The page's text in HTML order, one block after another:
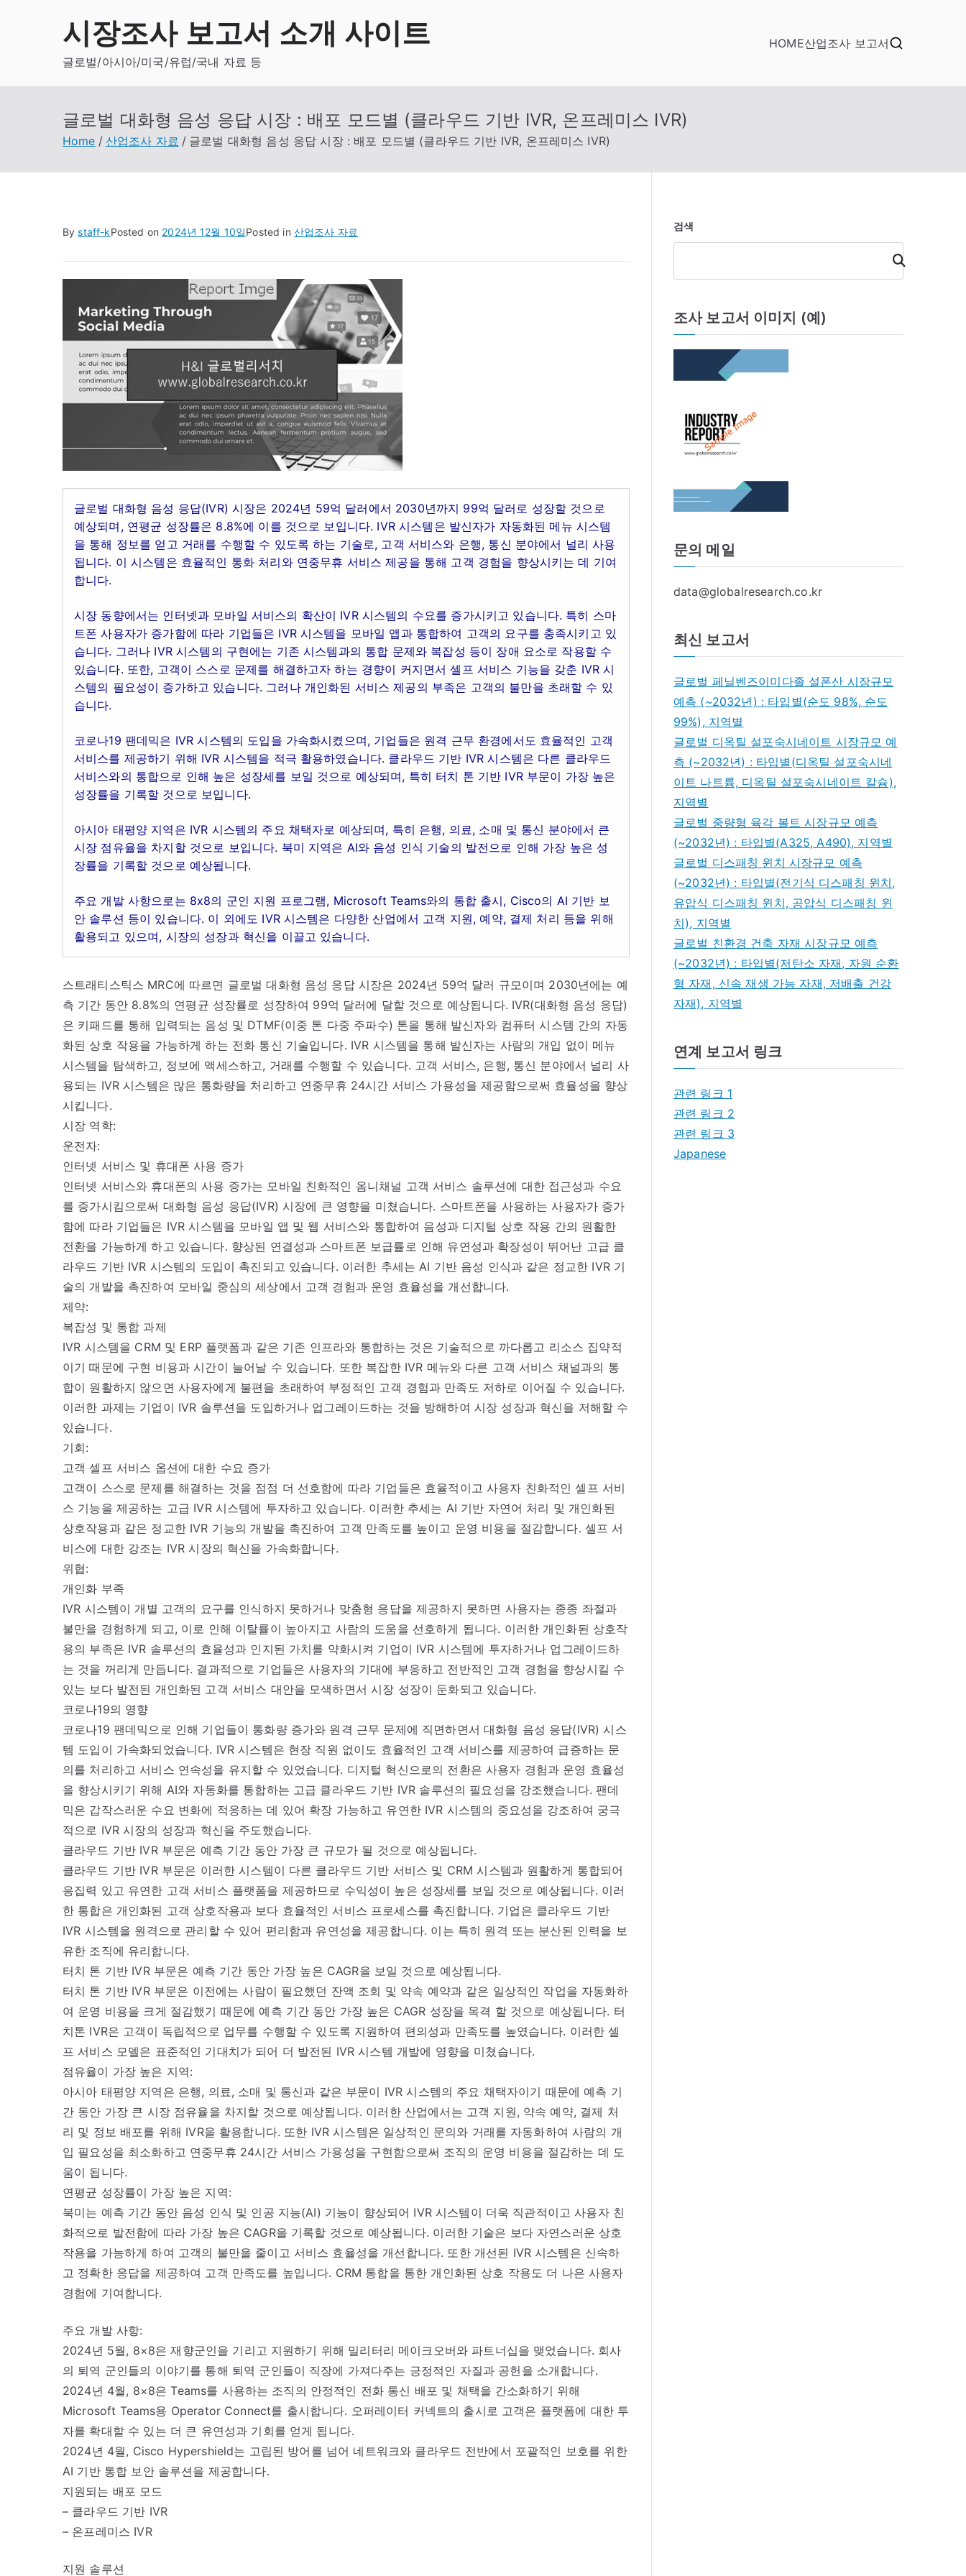
시장조사 보고서 소개 사이트
글로벌/아시아/미국/유럽/국내 자료 등
HOME산업조사 보고서
글로벌 대화형 음성 응답 시장 : 배포 모드별 (클라우드 기반 IVR, 온프레미스 IVR)
Home 산업조사 자료 글로벌 대화형 음성 응답 시장 : 배포 모드별 (클라우드 기반 IVR, 온프레미스 IVR)
Bystaff-kPosted on 2024년 12월 10일Posted in 산업조사 자료
글로벌 대화형 음성 응답(IVR) 시장은 2024년 59억 달러에서 2030년까지 99억 달러로 성장할 것으로
예상되며, 연평균 성장률은 8.8%에 이를 것으로 보입니다. IVR 시스템은 발신자가 자동화된 메뉴 시스템
을 통해 정보를 얻고 거래를 수행할 수 있도록 하는 기술로, 고객 서비스와 은행, 통신 분야에서 널리 사용
됩니다. 이 시스템은 효율적인 통화 처리와 연중무휴 서비스 제공을 통해 고객 경험을 향상시키는 데 기여
합니다.
시장 동향에서는 인터넷과 모바일 서비스의 확산이 IVR 시스템의 수요를 증가시키고 있습니다. 특히 스마
트폰 사용자가 증가함에 따라 기업들은 IVR 시스템을 모바일 앱과 통합하여 고객의 요구를 충족시키고 있
습니다. 그러나 IVR 시스템의 구현에는 기존 시스템과의 통합 문제와 복잡성 등이 장애 요소로 작용할 수
있습니다. 또한, 고객이 스스로 문제를 해결하고자 하는 경향이 커지면서 셀프 서비스 기능을 갖춘 IVR 시
스템의 필요성이 증가하고 있습니다. 그러나 개인화된 서비스 제공의 부족은 고객의 불만을 초래할 수 있
습니다.
코로나19 팬데믹은 IVR 시스템의 도입을 가속화시켰으며, 기업들은 원격 근무 환경에서도 효율적인 고객
서비스를 제공하기 위해 IVR 시스템을 적극 활용하였습니다. 클라우드 기반 IVR 시스템은 다른 클라우드
서비스와의 통합으로 인해 높은 성장세를 보일 것으로 예상되며, 특히 터치 톤 기반 IVR 부문이 가장 높은
성장률을 기록할 것으로 보입니다.
아시아 태평양 지역은 IVR 시스템의 주요 채택자로 예상되며, 특히 은행, 의료, 소매 및 통신 분야에서 큰
시장 점유율을 차지할 것으로 보입니다. 북미 지역은 AI와 음성 인식 기술의 발전으로 인해 가장 높은 성
장률을 기록할 것으로 예상됩니다.
주요 개발 사항으로는 8x8의 군인 지원 프로그램, Microsoft Teams와의 통합 출시, Cisco의 AI 기반 보
안 솔루션 등이 있습니다. 이 외에도 IVR 시스템은 다양한 산업에서 고객 지원, 예약, 결제 처리 등을 위해
활용되고 있으며, 시장의 성장과 혁신을 이끌고 있습니다.
스트래티스틱스 MRC에 따르면 글로벌 대화형 음성 응답 시장은 2024년 59억 달러 규모이며 2030년에는 예
측 기간 동안 8.8%의 연평균 성장률로 성장하여 99억 달러에 달할 것으로 예상됩니다. IVR(대화형 음성 응답)
은 키패드를 통해 입력되는 음성 및 DTMF(이중 톤 다중 주파수) 톤을 통해 발신자와 컴퓨터 시스템 간의 자동
화된 상호 작용을 가능하게 하는 전화 통신 기술입니다. IVR 시스템을 통해 발신자는 사람의 개입 없이 메뉴
시스템을 탐색하고, 정보에 액세스하고, 거래를 수행할 수 있습니다. 고객 서비스, 은행, 통신 분야에서 널리 사
용되는 IVR 시스템은 많은 통화량을 처리하고 연중무휴 24시간 서비스 가용성을 제공함으로써 효율성을 향상
시킵니다.
시장 역학:
운전자:
인터넷 서비스 및 휴대폰 사용 증가
인터넷 서비스와 휴대폰의 사용 증가는 모바일 친화적인 옴니채널 고객 서비스 솔루션에 대한 접근성과 수요
를 증가시킴으로써 대화형 음성 응답(IVR) 시장에 큰 영향을 미쳤습니다. 스마트폰을 사용하는 사용자가 증가
함에 따라 기업들은 IVR 시스템을 모바일 앱 및 웹 서비스와 통합하여 음성과 디지털 상호 작용 간의 원활한
전환을 가능하게 하고 있습니다. 향상된 연결성과 스마트폰 보급률로 인해 유연성과 확장성이 뛰어난 고급 클
라우드 기반 IVR 시스템의 도입이 촉진되고 있습니다. 이러한 추세는 AI 기반 음성 인식과 같은 정교한 IVR 기
술의 개발을 촉진하여 모바일 중심의 세상에서 고객 경험과 운영 효율성을 개선합니다.
제약:
복잡성 및 통합 과제
IVR 시스템을 CRM 및 ERP 플랫폼과 같은 기존 인프라와 통합하는 것은 기술적으로 까다롭고 리소스 집약적
이기 때문에 구현 비용과 시간이 늘어날 수 있습니다. 또한 복잡한 IVR 메뉴와 다른 고객 서비스 채널과의 통
합이 원활하지 않으면 사용자에게 불편을 초래하여 부정적인 고객 경험과 만족도 저하로 이어질 수 있습니다.
이러한 과제는 기업이 IVR 솔루션을 도입하거나 업그레이드하는 것을 방해하여 시장 성장과 혁신을 저해할 수
있습니다.
기회:
고객 셀프 서비스 옵션에 대한 수요 증가
고객이 스스로 문제를 해결하는 것을 점점 더 선호함에 따라 기업들은 효율적이고 사용자 친화적인 셀프 서비
스 기능을 제공하는 고급 IVR 시스템에 투자하고 있습니다. 이러한 추세는 AI 기반 자연어 처리 및 개인화된
상호작용과 같은 정교한 IVR 기능의 개발을 촉진하여 고객 만족도를 높이고 운영 비용을 절감합니다. 셀프 서
비스에 대한 강조는 IVR 시장의 혁신을 가속화합니다.
위협:
개인화 부족
IVR 시스템이 개별 고객의 요구를 인식하지 못하거나 맞춤형 응답을 제공하지 못하면 사용자는 종종 좌절과
불만을 경험하게 되고, 이로 인해 이탈률이 높아지고 사람의 도움을 선호하게 됩니다. 이러한 개인화된 상호작
용의 부족은 IVR 솔루션의 효율성과 인지된 가치를 약화시켜 기업이 IVR 시스템에 투자하거나 업그레이드하
는 것을 꺼리게 만듭니다. 결과적으로 기업들은 사용자의 기대에 부응하고 전반적인 고객 경험을 향상시킬 수
있는 보다 발전된 개인화된 고객 서비스 대안을 모색하면서 시장 성장이 둔화되고 있습니다.
코로나19의 영향
코로나19 팬데믹으로 인해 기업들이 통화량 증가와 원격 근무 문제에 직면하면서 대화형 음성 응답(IVR) 시스
템 도입이 가속화되었습니다. IVR 시스템은 현장 직원 없이도 효율적인 고객 서비스를 제공하여 급증하는 문
의를 처리하고 서비스 연속성을 유지할 수 있었습니다. 디지털 혁신으로의 전환은 사용자 경험과 운영 효율성
을 향상시키기 위해 AI와 자동화를 통합하는 고급 클라우드 기반 IVR 솔루션의 필요성을 강조했습니다. 팬데
믹은 갑작스러운 수요 변화에 적응하는 데 있어 확장 가능하고 유연한 IVR 시스템의 중요성을 강조하여 궁극
적으로 IVR 시장의 성장과 혁신을 주도했습니다.
클라우드 기반 IVR 부문은 예측 기간 동안 가장 큰 규모가 될 것으로 예상됩니다.
클라우드 기반 IVR 부문은 이러한 시스템이 다른 클라우드 기반 서비스 및 CRM 시스템과 원활하게 통합되어
응집력 있고 유연한 고객 서비스 플랫폼을 제공하므로 수익성이 높은 성장세를 보일 것으로 예상됩니다. 이러
한 통합은 개인화된 고객 상호작용과 보다 효율적인 서비스 프로세스를 촉진합니다. 기업은 클라우드 기반
IVR 시스템을 원격으로 관리할 수 있어 편리함과 유연성을 제공합니다. 이는 특히 원격 또는 분산된 인력을 보
유한 조직에 유리합니다.
터치 톤 기반 IVR 부문은 예측 기간 동안 가장 높은 CAGR을 보일 것으로 예상됩니다.
터치 톤 기반 IVR 부문은 이전에는 사람이 필요했던 잔액 조회 및 약속 예약과 같은 일상적인 작업을 자동화하
여 운영 비용을 크게 절감했기 때문에 예측 기간 동안 가장 높은 CAGR 성장을 목격 할 것으로 예상됩니다. 터
치톤 IVR은 고객이 독립적으로 업무를 수행할 수 있도록 지원하여 편의성과 만족도를 높였습니다. 이러한 셀
프 서비스 모델은 표준적인 기대치가 되어 더 발전된 IVR 시스템 개발에 영향을 미쳤습니다.
점유율이 가장 높은 지역:
아시아 태평양 지역은 은행, 의료, 소매 및 통신과 같은 부문이 IVR 시스템의 주요 채택자이기 때문에 예측 기
간 동안 가장 큰 시장 점유율을 차지할 것으로 예상됩니다. 이러한 산업에서는 고객 지원, 약속 예약, 결제 처
리 및 정보 배포를 위해 IVR을 활용합니다. 또한 IVR 시스템은 일상적인 문의와 거래를 자동화하여 사람의 개
입 필요성을 최소화하고 연중무휴 24시간 서비스 가용성을 구현함으로써 조직의 운영 비용을 절감하는 데 도
움이 됩니다.
연평균 성장률이 가장 높은 지역:
북미는 예측 기간 동안 음성 인식 및 인공 지능(AI) 기능이 향상되어 IVR 시스템이 더욱 직관적이고 사용자 친
화적으로 발전함에 따라 가장 높은 CAGR을 기록할 것으로 예상됩니다. 이러한 기술은 보다 자연스러운 상호
작용을 가능하게 하여 고객의 불만을 줄이고 서비스 효율성을 개선합니다. 또한 개선된 IVR 시스템은 신속하
고 정확한 응답을 제공하여 고객 만족도를 높입니다. CRM 통합을 통한 개인화된 상호 작용도 더 나은 사용자
경험에 기여합니다.
주요 개발 사항:
2024년 5월, 8×8은 재향군인을 기리고 지원하기 위해 밀리터리 메이크오버와 파트너십을 맺었습니다. 회사
의 퇴역 군인들의 이야기를 통해 퇴역 군인들이 직장에 가져다주는 긍정적인 자질과 공헌을 소개합니다.
2024년 4월, 8×8은 Teams를 사용하는 조직의 안정적인 전화 통신 배포 및 채택을 간소화하기 위해
Microsoft Teams용 Operator Connect를 출시합니다. 오퍼레이터 커넥트의 출시로 고객은 플랫폼에 대한 투
자를 확대할 수 있는 더 큰 유연성과 기회를 얻게 됩니다.
2024년 4월, Cisco Hypershield는 고립된 방어를 넘어 네트워크와 클라우드 전반에서 포괄적인 보호를 위한
AI 기반 통합 보안 솔루션을 제공합니다.
지원되는 배포 모드
– 클라우드 기반 IVR
– 온프레미스 IVR
지원 솔루션
검색
검
색
조사 보고서 이미지 (예)
문의 메일
data@globalresearch.co.kr
최신 보고서
글로벌 페닐벤즈이미다졸 설폰산 시장규모
예측 (~2032년) : 타입별(순도 98%, 순도
99%), 지역별
글로벌 디옥틸 설포숙시네이트 시장규모 예
측 (~2032년) : 타입별(디옥틸 설포숙시네
이트 나트륨, 디옥틸 설포숙시네이트 칼슘),
지역별
글로벌 중량형 육각 볼트 시장규모 예측
(~2032년) : 타입별(A325, A490), 지역별
글로벌 디스패칭 윈치 시장규모 예측
(~2032년) : 타입별(전기식 디스패칭 윈치,
유압식 디스패칭 윈치, 공압식 디스패칭 윈
치), 지역별
글로벌 친환경 건축 자재 시장규모 예측
(~2032년) : 타입별(저탄소 자재, 자원 순환
형 자재, 신속 재생 가능 자재, 저배출 건강
자재), 지역별
연계 보고서 링크
관련 링크 1
관련 링크 2
관련 링크 3
Japanese